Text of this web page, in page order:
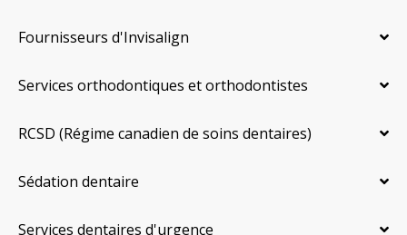
Fournisseurs d'Invisalign
Services orthodontiques et orthodontistes
RCSD (Régime canadien de soins dentaires)
Sédation dentaire
Services dentaires d'urgence